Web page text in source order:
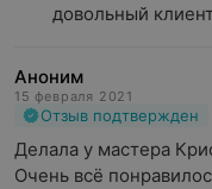
довольный
Аноним
15 февраля 2021
Отзыв подтвержден
Делала у мастера
Очень всё